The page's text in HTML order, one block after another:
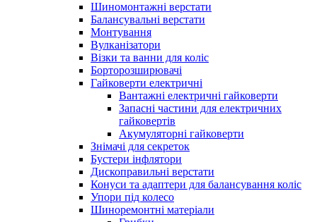
Шиномонтажні верстати
Балансувальні верстати
Монтування
Вулканізатори
Візки та ванни для коліс
Борторозширювачі
Гайковерти електричні
Вантажні електричні гайковерти
Запасні частини для електричних
гайковертів
Акумуляторні гайковерти
Знімачі для секреток
Бустери інфлятори
Дископравильні верстати
Конуси та адаптери для балансування коліс
Упори під колесо
Шиноремонтні матеріали